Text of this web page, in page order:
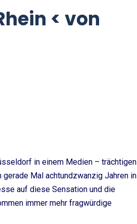
< von
in einem Medien – trächtigen
Mal achtundzwanzig Jahren in
auf diese Sensation und die
immer mehr fragwürdige